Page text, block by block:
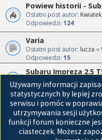
Powiew historii -
Ostatni post autor: Kwiatek
Odpowiedzi: 124
Varia
Ostatni post autor: lucza «
Odpowiedzi: 15
Subaru Impreza 2.5
Ostatni post autor: citan
Odpowiedzi:11
Używamy informacji
statystycznych by lepiej
serwisu i pomóc w
utrzymywania sesji
funkcji forum konieczne
ciasteczek. Możesz
Strona główna